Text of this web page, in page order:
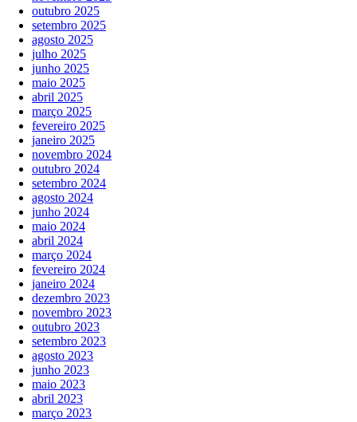
outubro 2025
setembro 2025
agosto 2025
julho 2025
junho 2025
maio 2025
abril 2025
março 2025
fevereiro 2025
janeiro 2025
novembro 2024
outubro 2024
setembro 2024
agosto 2024
junho 2024
maio 2024
abril 2024
março 2024
fevereiro 2024
janeiro 2024
dezembro 2023
novembro 2023
outubro 2023
setembro 2023
agosto 2023
junho 2023
maio 2023
abril 2023
março 2023